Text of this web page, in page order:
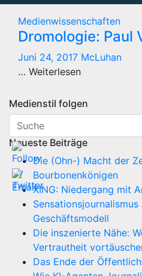
Medienwissenschaften
Dromologie: Paul
Juni 24, 2017 McLuhan
… Weiterlesen
Medienstil folgen
Neueste Beiträge
Die (Ohn-) Macht der
Bourbonenkönigen
XING: Niedergang mit
Geschäftsmodell
Die inszenierte Nähe:
Vertrautheit
Das Ende der